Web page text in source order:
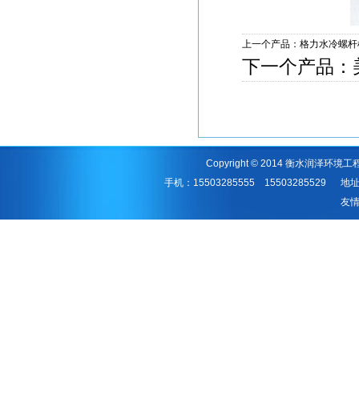
上一个产品： 格力水冷螺
下一个产品：
Copyright © 2014 衡水润泽环境
手机：15503285555 15503285529 地址
友